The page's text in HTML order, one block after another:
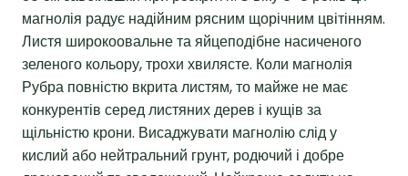
магнолія радує надійним рясним щорічним цвітінням.
Листя широкоовальне та яйцеподібне насиченого
зеленого кольору, трохи хвилясте. Коли магнолія
Рубра повністю вкрита листям, то майже не має
конкурентів серед листяних дерев і кущів за
щільністю крони. Висаджувати магнолію слід у
кислий або нейтральний грунт, родючий і добре